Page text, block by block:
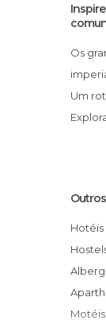
Os grande monumentos da época
Um